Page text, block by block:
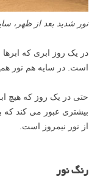
نور شدید بعد از ظهر،
در یک روز ابری که
است. در سایه هم نور
حتی در یک روز که هیچ
بیشتری عبور می کند که
از نور نیمروز است.
رنگ نور